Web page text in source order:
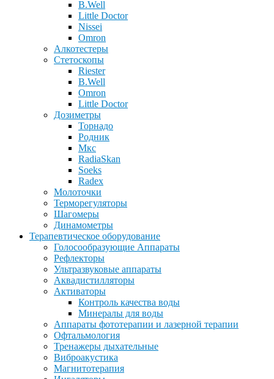
B.Well
Little Doctor
Nissei
Omron
Алкотестеры
Стетоскопы
Riester
B.Well
Omron
Little Doctor
Дозиметры
Торнадо
Родник
Мкс
RadiaSkan
Soeks
Radex
Молоточки
Терморегуляторы
Шагомеры
Динамометры
Терапевтическое оборудование
Голосообразующие Аппараты
Рефлекторы
Ультразвуковые аппараты
Аквадистилляторы
Активаторы
Контроль качества воды
Минералы для воды
Аппараты фототерапии и лазерной терапии
Офтальмология
Тренажеры дыхательные
Виброакустика
Магнитотерапия